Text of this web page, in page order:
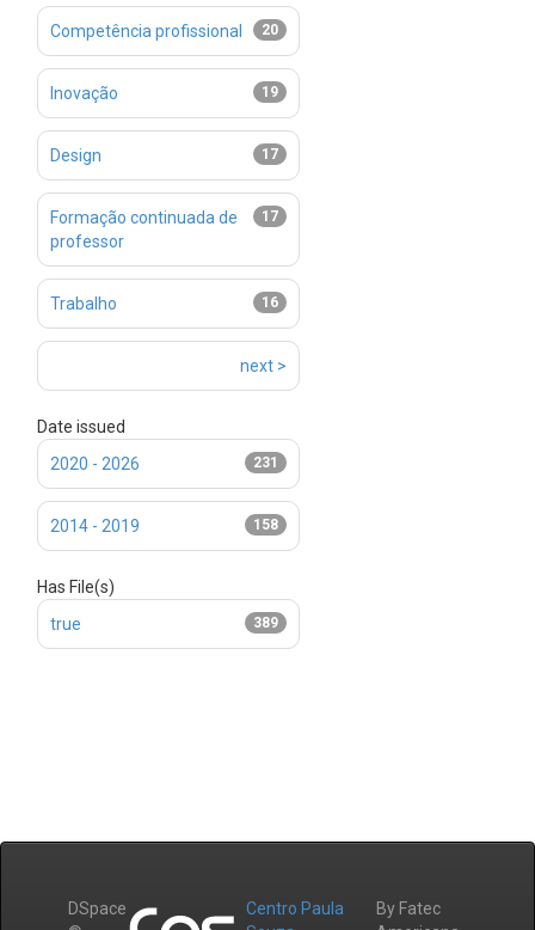
20
Competência profissional
19
Inovação
17
Design
17
Formação continuada de
professor
16
Trabalho
next >
Date issued
231
2020 - 2026
158
2014 - 2019
Has File(s)
389
true
DSpace
Centro Paula
By Fatec